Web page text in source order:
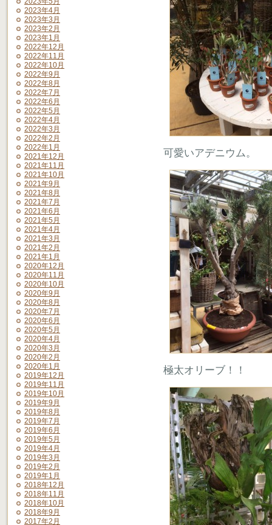
2023年4月
2023年3月
2023年2月
2023年1月
2022年12月
2022年11月
2022年10月
2022年9月
2022年8月
2022年7月
2022年6月
2022年5月
2022年4月
2022年3月
2022年2月
2022年1月
2021年12月
2021年11月
2021年10月
2021年9月
2021年8月
2021年7月
2021年6月
2021年5月
2021年4月
2021年3月
2021年2月
2021年1月
2020年12月
2020年11月
2020年10月
2020年9月
2020年8月
2020年7月
2020年6月
2020年5月
2020年4月
2020年3月
2020年2月
2020年1月
2019年12月
2019年11月
2019年10月
2019年9月
2019年8月
2019年7月
2019年6月
2019年5月
2019年4月
2019年3月
2019年2月
2019年1月
2018年12月
2018年11月
2018年10月
2018年9月
2017年2月
可愛いアデニウム。
極太オリーブ！！